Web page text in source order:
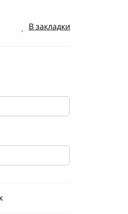
В закладки